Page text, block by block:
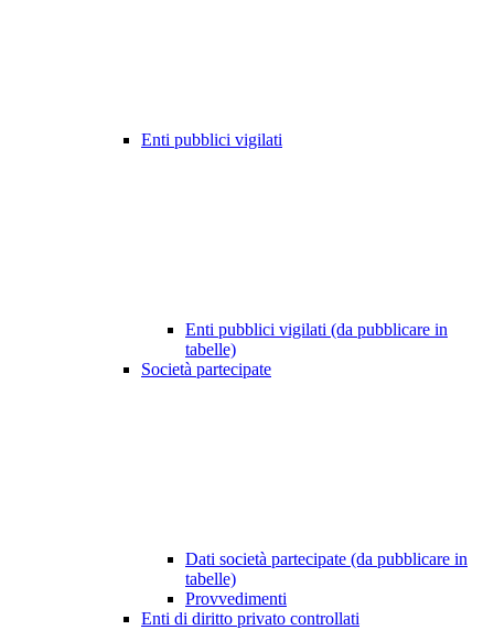
Enti pubblici vigilati
Enti pubblici vigilati (da pubblicare in
tabelle)
Società partecipate
Dati società partecipate (da pubblicare in
tabelle)
Provvedimenti
Enti di diritto privato controllati